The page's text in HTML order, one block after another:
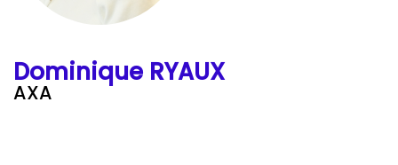
Dominique RYAUX
AXA